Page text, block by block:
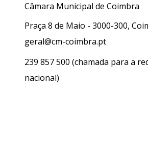
Câmara Municipal de Coimbra
Praça 8 de Maio - 3000-300,
geral@cm-coimbra.pt
239 857 500 (chamada para a
nacional)